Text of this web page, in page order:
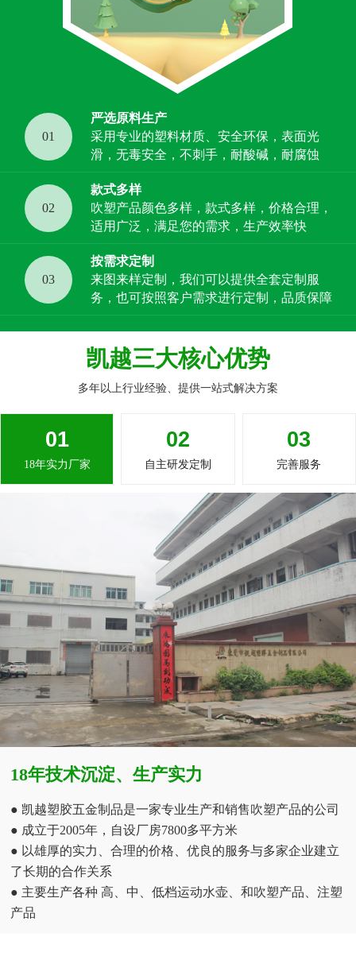
01
严选原料生产
采用专业的塑料材质、安全环保，表面光
滑，无毒安全，不刺手，耐酸碱，耐腐蚀
02
款式多样
吹塑产品颜色多样，款式多样，价格合理，
适用广泛，满足您的需求，生产效率快
03
按需求定制
来图来样定制，我们可以提供全套定制服
务，也可按照客户需求进行定制，品质保障
凯越三大核心优势
多年以上行业经验、提供一站式解决方案
01
18年实力厂家
02
自主研发定制
03
完善服务
18年技术沉淀、生产实力
● 凯越塑胶五金制品是一家专业生产和销售吹塑产品的公司
● 成立于2005年，自设厂房7800多平方米
● 以雄厚的实力、合理的价格、优良的服务与多家企业建立
了长期的合作关系
● 主要生产各种 高、中、低档运动水壶、和吹塑产品、注塑
产品